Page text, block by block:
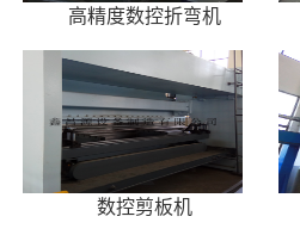
高精度数控折弯机
数控剪板机